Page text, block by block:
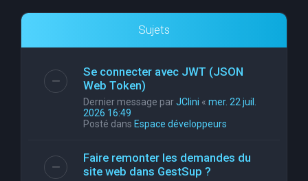
Sujets
Se connecter avec JWT (JSON
Web Token)
Dernier message parJClini « mer. 22 juil.
2026 16:49
Posté dans Espace développeurs
Faire remonter les demandes du
site web dans GestSup ?